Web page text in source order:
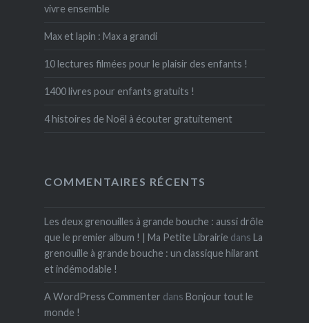
vivre ensemble
Max et lapin : Max a grandi
10 lectures filmées pour le plaisir des enfants !
1400 livres pour enfants gratuits !
4 histoires de Noël à écouter gratuitement
COMMENTAIRES RÉCENTS
Les deux grenouilles à grande bouche : aussi drôle
que le premier album ! | Ma Petite Librairie dans La
grenouille à grande bouche : un classique hilarant
et indémodable !
A WordPress Commenter dans Bonjour tout le
monde !